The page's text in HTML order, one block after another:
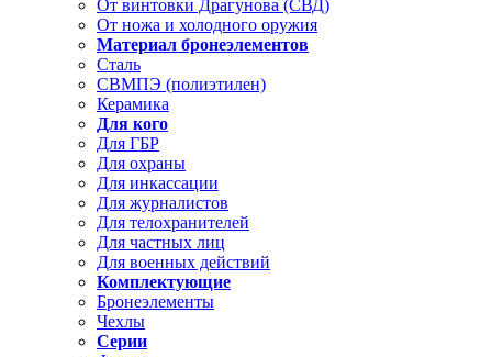
От винтовки Драгунова (СВД)
От ножа и холодного оружия
Материал бронеэлементов
Сталь
СВМПЭ (полиэтилен)
Керамика
Для кого
Для ГБР
Для охраны
Для инкассации
Для журналистов
Для телохранителей
Для частных лиц
Для военных действий
Комплектующие
Бронеэлементы
Чехлы
Серии